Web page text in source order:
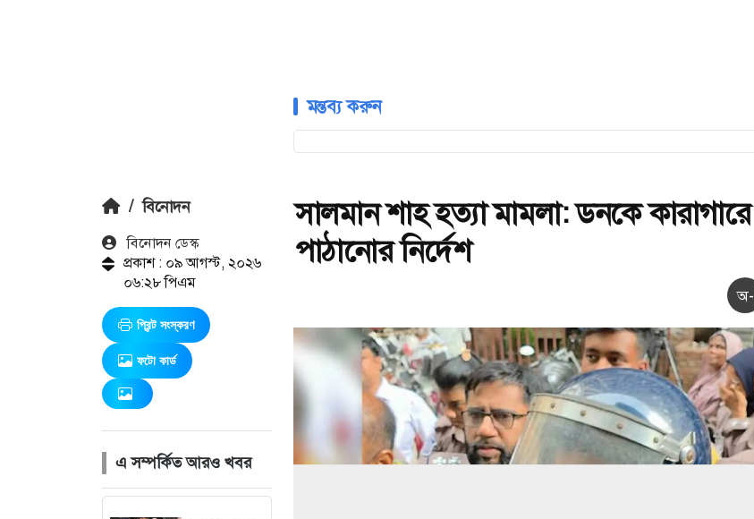
মন্তব্য করুন
/ বিনোদন
বিনোদন ডেস্ক
প্রকাশ : ০৯ আগস্ট, ২০২৬
০৬:২৮ পিএম
প্রিন্ট সংস্করণ
ফটো কার্ড
এ সম্পর্কিত আরও খবর
সালমান শাহ হত্যা মামলা: ডনকে কারাগারে
পাঠানোর নির্দেশ
অ-